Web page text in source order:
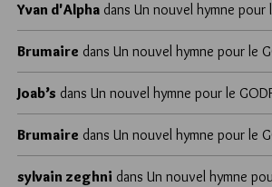
Yvan d'Alpha dans Un nouvel hymne pour
Brumaire dans Un nouvel hymne pour le
Joab’s dans Un nouvel hymne pour le
Brumaire dans Un nouvel hymne pour le
sylvain zeghni dans Un nouvel hymne